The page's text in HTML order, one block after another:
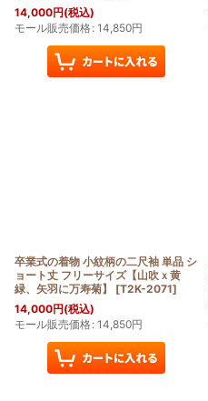
14,000円(税込)
モール販売価格: 14,850円
卒業式の着物 小紋柄の二尺袖 単品 シ
ョート丈 フリーサイズ【山吹ｘ黄
緑、矢羽に万寿菊】
[T2K-2071]
14,000円(税込)
モール販売価格: 14,850円